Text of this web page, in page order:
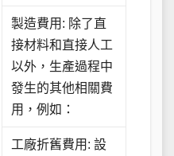
製造費用: 除了直
接材料和直接人工
以外，生產過程中
發生的其他相關費
用，例如：
工廠折舊費用: 設